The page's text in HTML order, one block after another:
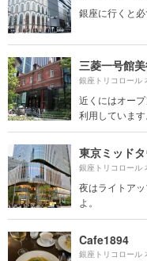
銀座に行くと
三菱一号館
銀座トリコロール
近くにはオー
利用しています
東京ミッド
銀座トリコロール
夜はライトア
よ。
Cafe1894
銀座トリコロール